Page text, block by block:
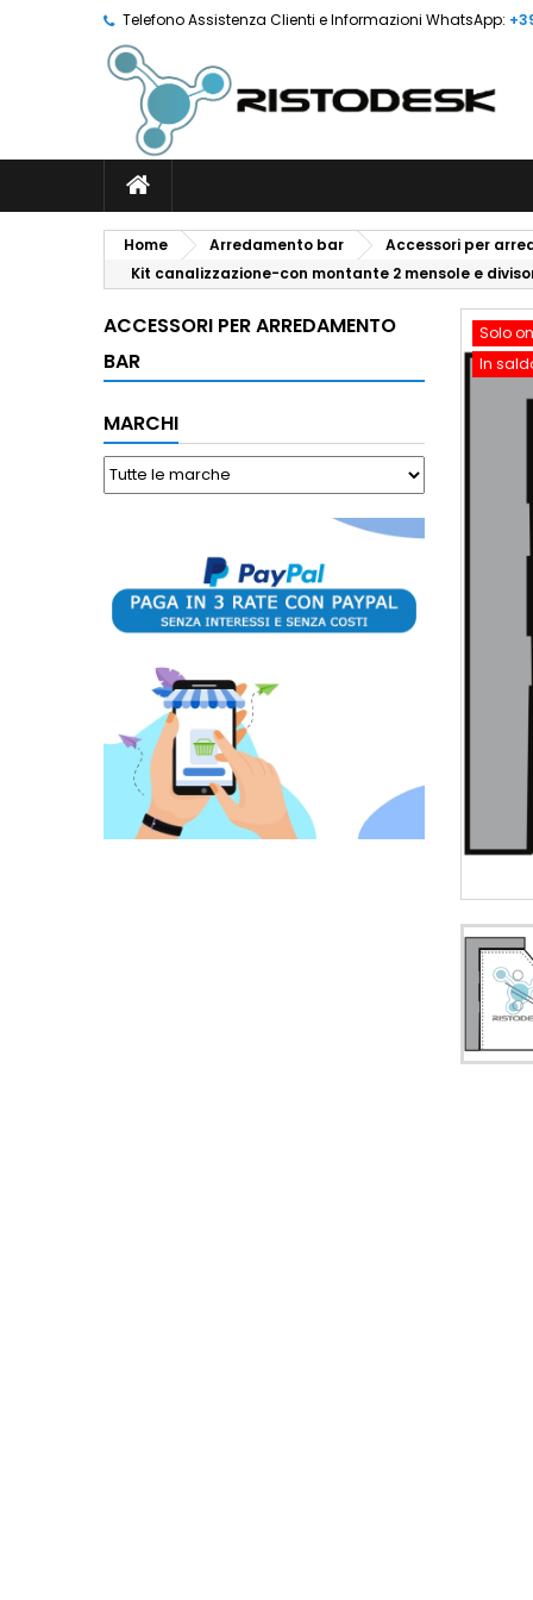
Telefono Assistenza Clienti e Informazioni WhatsApp:
Home Arredamento bar
Accessori per
Kit canalizzazione-con montante 2 mensole e
ACCESSORI PER ARREDAMENTO
BAR
MARCHI
Solo
In